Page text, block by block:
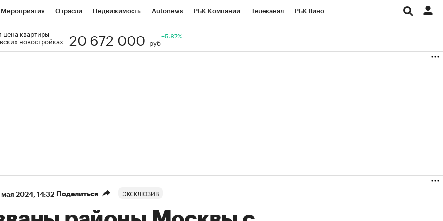
Мероприятия Отрасли Недвижимость Autonews РБК Компании Телеканал РБК Вино
Визионеры
цена квартиры
новостройках
20 672 000 руб
+5.87%
мая 2024, 14:32 Поделиться ЭКСКЛЮЗИВ